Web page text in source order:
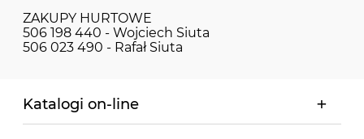
ZAKUPY HURTOWE
506 198 440 - Wojciech Siuta
506 023 490 - Rafał Siuta
Katalogi on-line